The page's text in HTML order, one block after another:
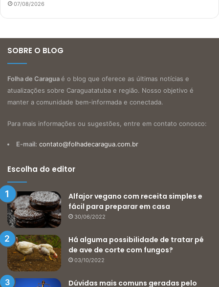
07/08/2026
SOBRE O BLOG
Folha de Caraguaé o blog que oferece as últimas notícias e
atualizações sobre Caraguatatuba e região. Nosso objetivo é
manter a comunidade bem-informada e conectada.
Para mais informações ou sugestões, entre em contato conosco:
E-mail: contato@folhadecaragua.com.br
Escolha do editor
Alfajor vegano com receita simples e
fácil para preparar em casa
30/06/2022
Há alguma possibilidade de tratar pé
de ave de corte com fungos?
03/10/2022
Dúvidas mais comuns geradas pelo